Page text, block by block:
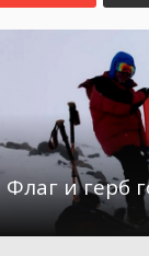
Не
Флаг и герб